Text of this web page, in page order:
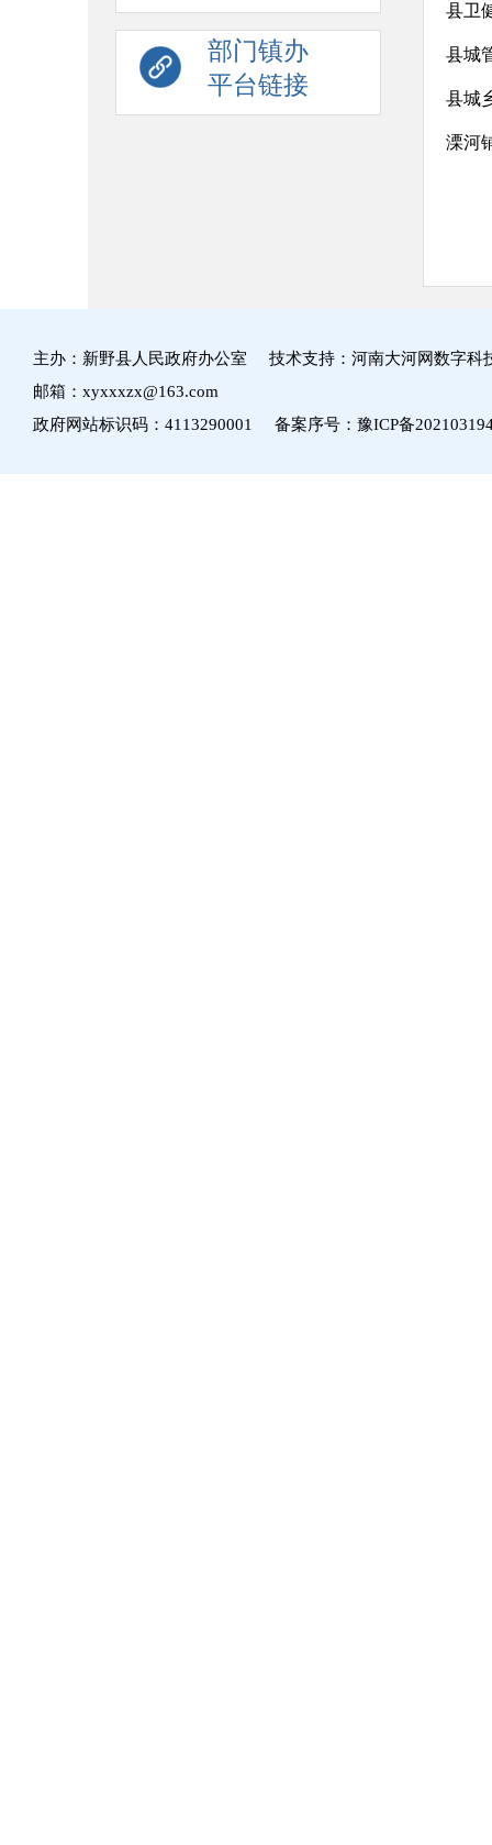
部门镇办
平台链接
县卫
县城
县城
溧河
主办：新野县人民政府办公室 技术支持：河南大河网数字科
邮箱：xyxxxzx@163.com
政府网站标识码：4113290001 备案序号： 豫ICP备